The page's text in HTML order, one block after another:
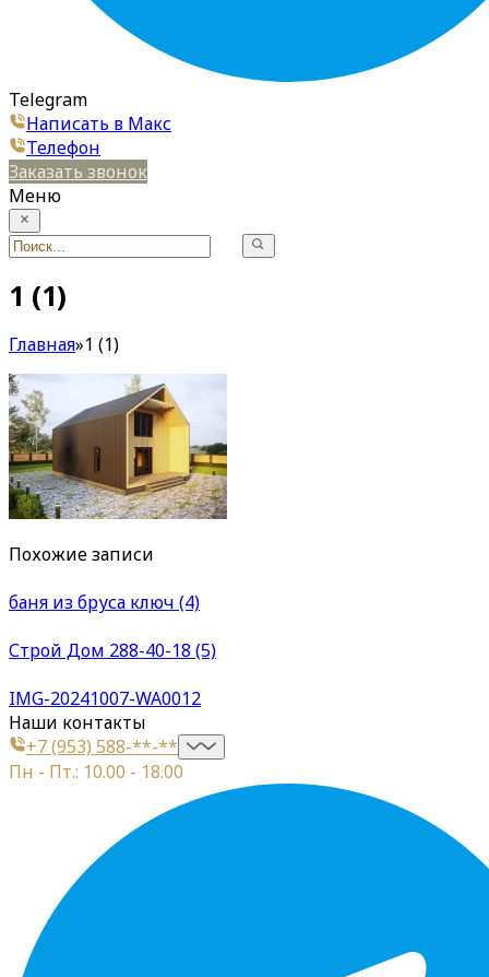
Telegram
Написать в Макс
Телефон
Заказать звонок
Меню
1 (1)
Главная»1 (1)
Похожие записи
баня из бруса ключ (4)
Строй Дом 288-40-18 (5)
IMG-20241007-WA0012
Наши контакты
+7 (953) 588-**-**
Пн - Пт.: 10.00 - 18.00